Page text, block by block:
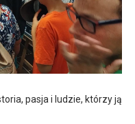
pasja i ludzie, którzy ją